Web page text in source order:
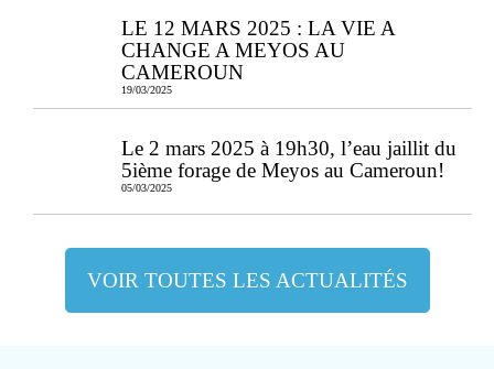
LE 12 MARS 2025 : LA VIE A
CHANGE A MEYOS AU
CAMEROUN
19/03/2025
Le 2 mars 2025 à 19h30, l’eau jaillit du
5ième forage de Meyos au Cameroun!
05/03/2025
VOIR TOUTES LES ACTUALITÉS